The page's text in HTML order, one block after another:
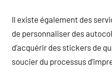
Il existe également des
de personnaliser des
d’acquérir des stickers de
soucier du processus